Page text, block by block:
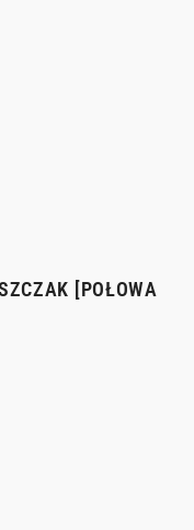
[POŁOWA